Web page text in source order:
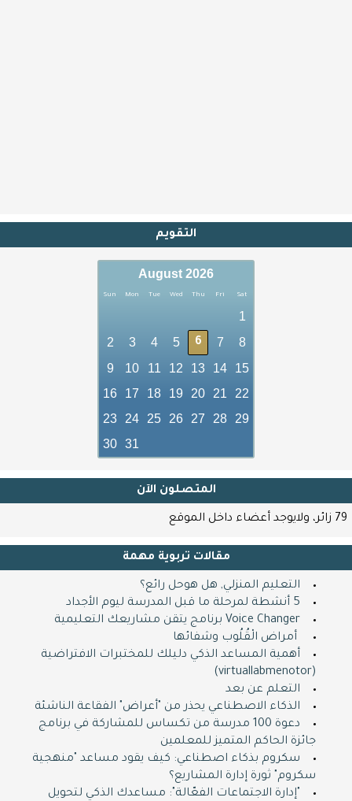
التقويم
August 2026
Sun Mon Tue Wed Thu Fri Sat
1
2
3 4 5 6 7
8
9
10 11 12 13 14
15
16
17 18 19 20 21
22
23
24 25 26 27 28
29
30 31
المتصلون اﻵن
79 زائر، ولايوجد أعضاء داخل الموقع
مقالات تربوية مهمة
التعليم المنزلي, هل هوحل رائع؟
5 أنشطة لمرحلة ما قبل المدرسة ليوم الأجداد
Voice Changer برنامج يتقن مشاريعك التعليمية
​ ​ أمراض الْقُلُوب وشفائها
أهمية المساعد الذكي دليلك للمختبرات الافتراضية
(virtuallabmenotor)
التعلم عن بعد
الذكاء الاصطناعي يحذر من "أعراض" الفقاعة الناشئة
دعوة 100 مدرسة من تكساس للمشاركة في برنامج
جائزة الحاكم المتميز للمعلمين
سكروم بذكاء اصطناعي: كيف يقود مساعد "منهجية
سكروم" ثورة إدارة المشاريع؟
"إدارة الاجتماعات الفعّالة": مساعدك الذكي لتحويل